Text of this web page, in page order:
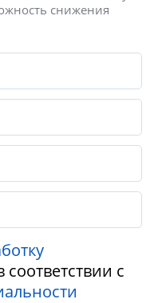
снижения
соответствии с